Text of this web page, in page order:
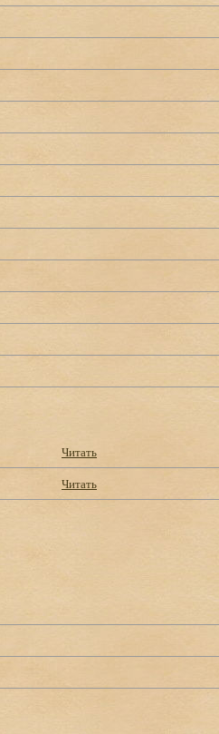
Читать
Читать